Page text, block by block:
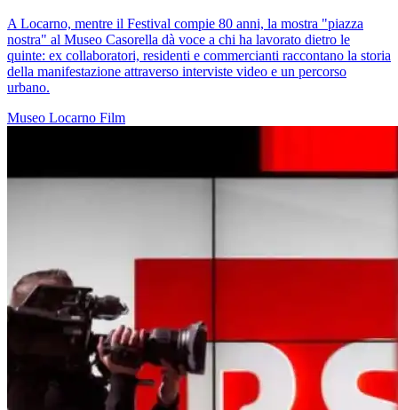
A Locarno, mentre il Festival compie 80 anni, la mostra "piazza
nostra" al Museo Casorella dà voce a chi ha lavorato dietro le
quinte: ex collaboratori, residenti e commercianti raccontano la storia
della manifestazione attraverso interviste video e un percorso
urbano.
Museo Locarno Film